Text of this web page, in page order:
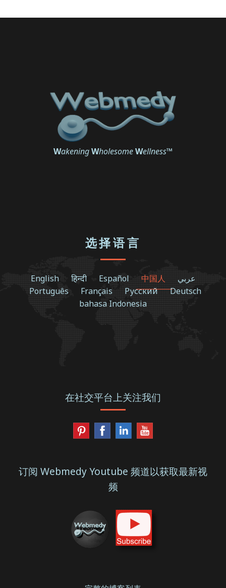
WakeningWholesomeWellness™
选择语言
English हिन्दी Español 中国人
عربي
Português
Français Русский
Deutsch
bahasa Indonesia
在社交平台上关注我们
订阅 Webmedy Youtube 频道以获取最新视
频